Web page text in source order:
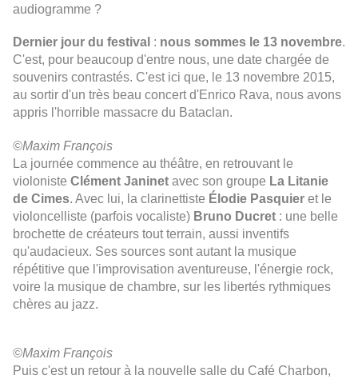
audiogramme ?
Dernier jour du festival : nous sommes le 13 novembre.
C'est, pour beaucoup d'entre nous, une date chargée de
souvenirs contrastés. C'est ici que, le 13 novembre 2015,
au sortir d'un très beau concert d'Enrico Rava, nous avons
appris l'horrible massacre du Bataclan.
©Maxim François
La journée commence au théâtre, en retrouvant le
violoniste Clément Janinet avec son groupe La Litanie
de Cimes. Avec lui, la clarinettiste Élodie Pasquier et le
violoncelliste (parfois vocaliste) Bruno Ducret : une belle
brochette de créateurs tout terrain, aussi inventifs
qu'audacieux. Ses sources sont autant la musique
répétitive que l'improvisation aventureuse, l'énergie rock,
voire la musique de chambre, sur les libertés rythmiques
chères au jazz.
©Maxim François
Puis c'est un retour à la nouvelle salle du Café Charbon,